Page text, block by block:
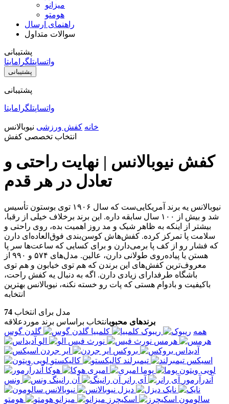
میزانو
هومتو
راهنمای ارسال
سوالات متداول
پشتیبانی
واتساپتلگرامایتا
پشتیبانی
پشتیبانی
واتساپتلگرامایتا
خانه کفش ورزشی نیوبالانس
انتخاب تخصصی کفش
کفش نیوبالانس | نهایت راحتی و
تعادل در هر قدم
نیوبالانس یه برند آمریکایی‌ست که سال ۱۹۰۶ توی بوستون تأسیس
شد و بیش از ۱۰۰ سال سابقه داره. این برند برخلاف خیلی از رقبا،
بیشتر از اینکه به ظاهر شیک و مد روز اهمیت بده، روی راحتی و
سلامت پا تمرکز کرده. کفش‌هاش کوسن‌بندی فوق‌العاده‌ای دارن
که فشار رو از کف پا برمی‌دارن و برای کسایی که ساعت‌ها سر پا
هستن یا پیاده‌روی طولانی دارن، عالین. مدل‌های ۵۷۴ و ۹۹۰ از
معروف‌ترین کفش‌های این برندن که هم توی خیابون و هم توی
باشگاه طرفدارای زیادی دارن. اگه به دنبال یه کفش راحت،
باکیفیت و بادوام هستی که پات رو خسته نکنه، نیوبالانس بهترین
انتخابه
74 مدل برای انتخاب
برندهای محبوبانتخاب براساس برند موردعلاقه
همه
ریبوک کلمبیا
گلدن گوس
هرمس
نورث فیس
الو
آدیداس
بروکس
ایر جردن
اسیکس
تیمبرلند
کالیکستو
لویی ویتون
پوما امیری
هوکا
آندرآرمور
آی رانر آن رانینگ
ونس
نایک
دیزل
نیوبالانس
سالومون
اسکیچرز میزانو هومتو